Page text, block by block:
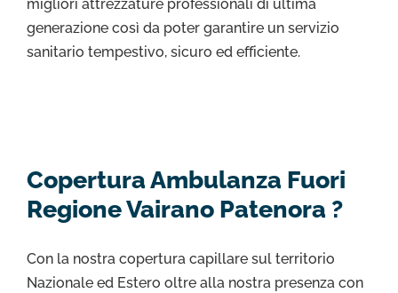
migliori attrezzature professionali di ultima
generazione così da poter garantire un servizio
sanitario tempestivo, sicuro ed efficiente.
Copertura Ambulanza Fuori
Regione Vairano Patenora ?
Con la nostra copertura capillare sul territorio
Nazionale ed Estero oltre alla nostra presenza con